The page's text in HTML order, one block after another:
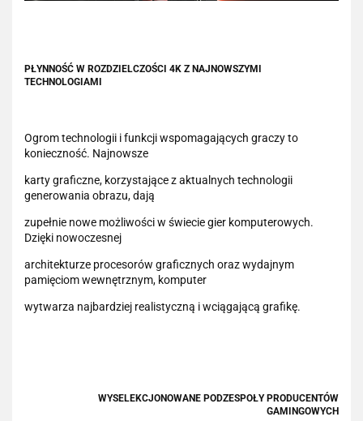
PŁYNNOŚĆ W ROZDZIELCZOŚCI 4K Z NAJNOWSZYMI
TECHNOLOGIAMI
Ogrom technologii i funkcji wspomagających graczy to
konieczność. Najnowsze
karty graficzne, korzystające z aktualnych technologii
generowania obrazu, dają
zupełnie nowe możliwości w świecie gier komputerowych.
Dzięki nowoczesnej
architekturze procesorów graficznych oraz wydajnym
pamięciom wewnętrznym, komputer
wytwarza najbardziej realistyczną i wciągającą grafikę.
WYSELEKCJONOWANE PODZESPOŁY PRODUCENTÓW
GAMINGOWYCH